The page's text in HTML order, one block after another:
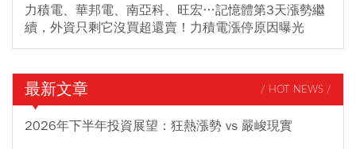
力積電、華邦電、南亞科、旺宏…記憶體第3天漲勢繼
續，外資只剩它沒買超還賣！力積電漲停原因曝光
最新文章 / HOT NEWS /
2026年下半年投資展望：狂熱漲勢 vs 嚴峻現實